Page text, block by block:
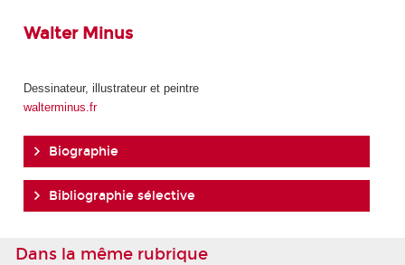
Walter Minus
Dessinateur, illustrateur et peintre
walterminus.fr
Biographie
Bibliographie sélective
Dans la même rubrique